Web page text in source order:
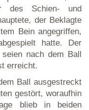
des Schien- und
der Beklagte
Bein angegriffen,
hatte. Der
nach dem Ball
erreicht.
Ball ausgestreckt
gestört, woraufhin
blieb in beiden